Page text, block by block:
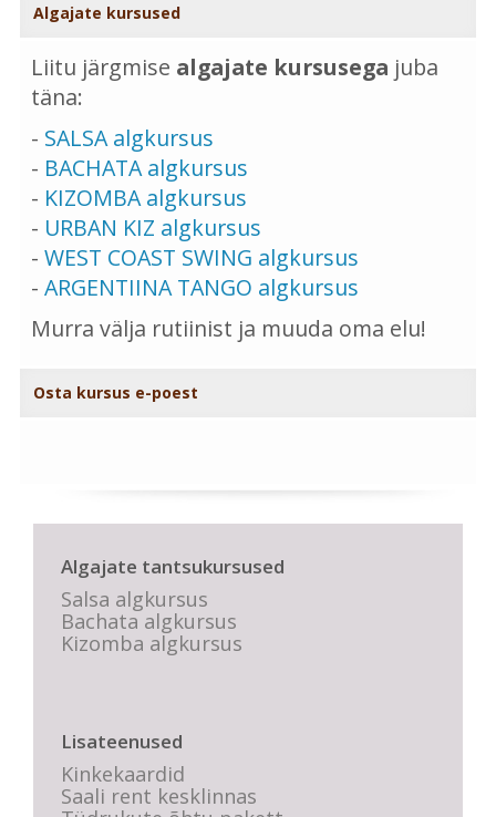
Algajate kursused
Liitu järgmise algajate kursusega juba
täna:
- SALSA algkursus
- BACHATA algkursus
- KIZOMBA algkursus
- URBAN KIZ algkursus
- WEST COAST SWING algkursus
- ARGENTIINA TANGO algkursus
Murra välja rutiinist ja muuda oma elu!
Osta kursus e-poest
Algajate tantsukursused
Salsa algkursus
Bachata algkursus
Kizomba algkursus
Lisateenused
Kinkekaardid
Saali rent kesklinnas